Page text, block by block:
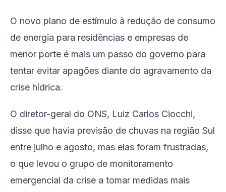
O novo plano de estímulo à redução de consumo
de energia para residências e empresas de
menor porte é mais um passo do governo para
tentar evitar apagões diante do agravamento da
crise hídrica.
O diretor-geral do ONS, Luiz Carlos Ciocchi,
disse que havia previsão de chuvas na região Sul
entre julho e agosto, mas elas foram frustradas,
o que levou o grupo de monitoramento
emergencial da crise a tomar medidas mais